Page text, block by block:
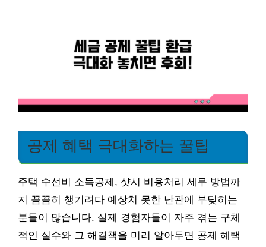
공제 혜택 극대화하는 꿀팁
주택 수선비 소득공제, 샷시 비용처리 세무 방법까
지 꼼꼼히 챙기려다 예상치 못한 난관에 부딪히는
분들이 많습니다. 실제 경험자들이 자주 겪는 구체
적인 실수와 그 해결책을 미리 알아두면 공제 혜택